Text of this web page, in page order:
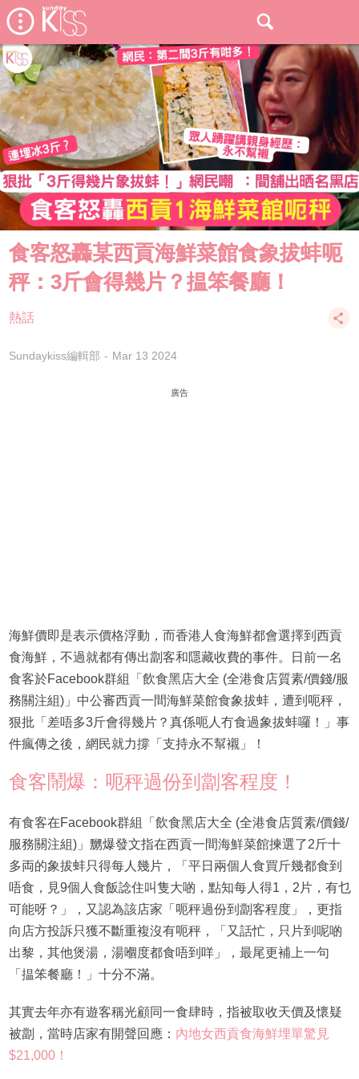
食客怒轟某西貢海鮮菜館食象拔蚌呃
秤：3斤會得幾片？揾笨餐廳！
熱話
Sundaykiss編輯部 Mar 13 2024
廣告
海鮮價即是表示價格浮動，而香港人食海鮮都會選擇到西貢
食海鮮，不過就都有傳出劏客和隱藏收費的事件。日前一名
食客於Facebook群組「飲食黑店大全 (全港食店質素/價錢/服
務關注組)」中公審西貢一間海鮮菜館食象拔蚌，遭到呃秤，
狠批「差唔多3斤會得幾片？真係呃人冇食過象拔蚌囉！」事
件瘋傳之後，網民就力撐「支持永不幫襯」！
食客鬧爆：呃秤過份到劏客程度！
有食客在Facebook群組「飲食黑店大全 (全港食店質素/價錢/
服務關注組)」嬲爆發文指在西貢一間海鮮菜館揀選了2斤十
多両的象拔蚌只得每人幾片，「平日兩個人食買斤幾都食到
唔食，見9個人食飯諗住叫隻大啲，點知每人得1，2片，有乜
可能呀？」，又認為該店家「呃秤過份到劏客程度」，更指
向店方投訴只獲不斷重複沒有呃秤，「又話忙，只片到呢啲
出黎，其他煲湯，湯嗰度都食唔到咩」，最尾更補上一句
「揾笨餐廳！」十分不滿。
其實去年亦有遊客稱光顧同一食肆時，指被取收天價及懷疑
被劏，當時店家有開聲回應： 內地女西貢食海鮮埋單驚見
$21,000！